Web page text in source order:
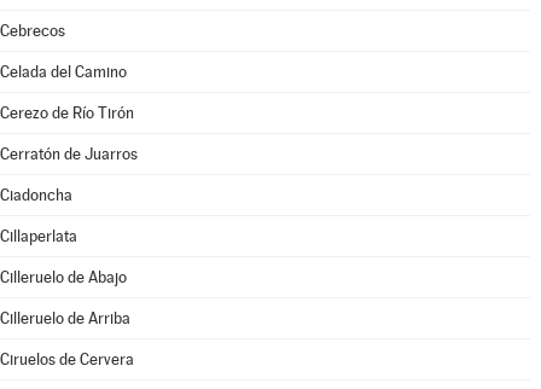
Cebrecos
Celada del Camino
Cerezo de Río Tirón
Cerratón de Juarros
Ciadoncha
Cillaperlata
Cilleruelo de Abajo
Cilleruelo de Arriba
Ciruelos de Cervera